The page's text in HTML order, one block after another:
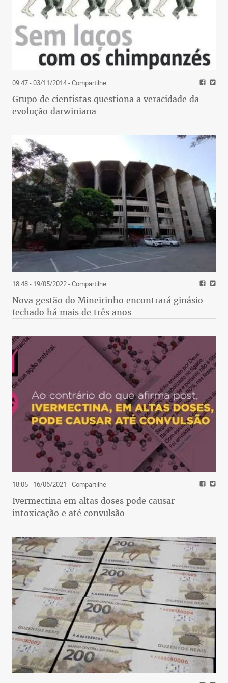
09:47 - 03/11/2014- Compartilhe
Grupo de cientistas questiona a veracidade da
evolução darwiniana
18:48 - 19/05/2022- Compartilhe
Nova gestão do Mineirinho encontrará ginásio
fechado há mais de três anos
18:05 - 16/06/2021 - Compartilhe
Ivermectina em altas doses pode causar
intoxicação e até convulsão